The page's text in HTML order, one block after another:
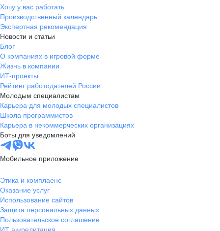
Хочу у вас работать
Производственный календарь
Экспертная рекомендация
Новости и статьи
Блог
О компаниях в игровой форме
Жизнь в компании
ИТ-проекты
Рейтинг работодателей России
Молодым специалистам
Карьера для молодых специалистов
Школа программистов
Карьера в некоммерческих организациях
Боты для уведомлений
Мобильное приложение
Этика и комплаенс
Оказание услуг
Использование сайтов
Защита персональных данных
Пользовательское соглашение